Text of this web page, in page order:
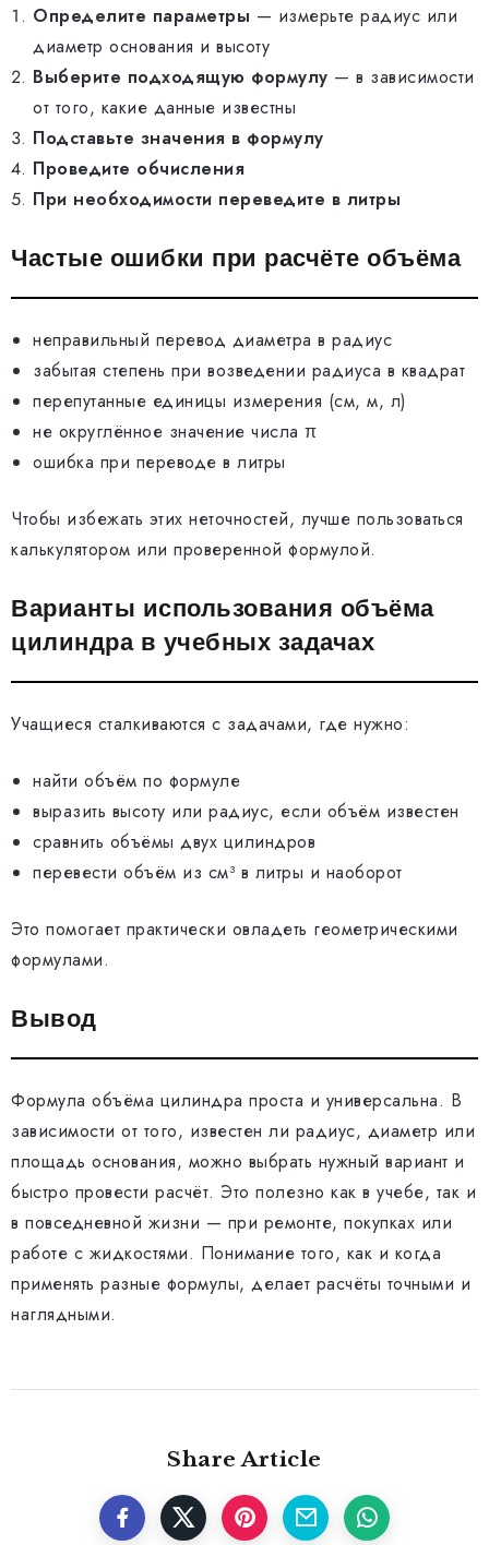
Определите параметры — измерьте радиус или
диаметр основания и высоту
Выберите подходящую формулу — в зависимости
от того, какие данные известны
Подставьте значения в формулу
Проведите обчисления
При необходимости переведите в литры
Частые ошибки при расчёте объёма
неправильный перевод диаметра в радиус
забытая степень при возведении радиуса в квадрат
перепутанные единицы измерения (см, м, л)
не округлённое значение числа π
ошибка при переводе в литры
Чтобы избежать этих неточностей, лучше пользоваться
калькулятором или проверенной формулой.
Варианты использования объёма
цилиндра в учебных задачах
Учащиеся сталкиваются с задачами, где нужно:
найти объём по формуле
выразить высоту или радиус, если объём известен
сравнить объёмы двух цилиндров
перевести объём из см³ в литры и наоборот
Это помогает практически овладеть геометрическими
формулами.
Вывод
Формула объёма цилиндра проста и универсальна. В
зависимости от того, известен ли радиус, диаметр или
площадь основания, можно выбрать нужный вариант и
быстро провести расчёт. Это полезно как в учебе, так и
в повседневной жизни — при ремонте, покупках или
работе с жидкостями. Понимание того, как и когда
применять разные формулы, делает расчёты точными и
наглядными.
Share Article